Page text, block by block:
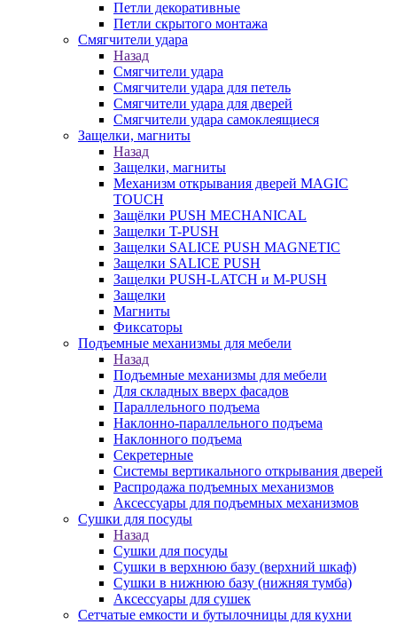
Петли декоративные
Петли скрытого монтажа
Смягчители удара
Назад
Смягчители удара
Смягчители удара для петель
Смягчители удара для дверей
Cмягчители удара самоклеящиеся
Защелки, магниты
Назад
Защелки, магниты
Механизм открывания дверей MAGIC
TOUCH
Защёлки PUSH MECHANICAL
Защелки T-PUSH
Защелки SALICE PUSH MAGNETIC
Защелки SALICE PUSH
Защелки PUSH-LATCH и M-PUSH
Защелки
Магниты
Фиксаторы
Подъемные механизмы для мебели
Назад
Подъемные механизмы для мебели
Для складных вверх фасадов
Параллельного подъема
Наклонно-параллельного подъема
Наклонного подъема
Секретерные
Системы вертикального открывания дверей
Распродажа подъемных механизмов
Аксессуары для подъемных механизмов
Сушки для посуды
Назад
Сушки для посуды
Сушки в верхнюю базу (верхний шкаф)
Сушки в нижнюю базу (нижняя тумба)
Аксессуары для сушек
Сетчатые емкости и бутылочницы для кухни